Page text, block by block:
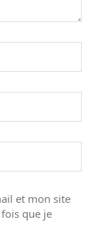
et mon site
que je